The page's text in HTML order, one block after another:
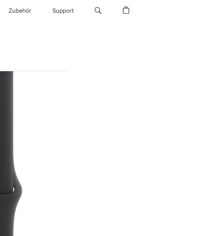
Zubehör Support